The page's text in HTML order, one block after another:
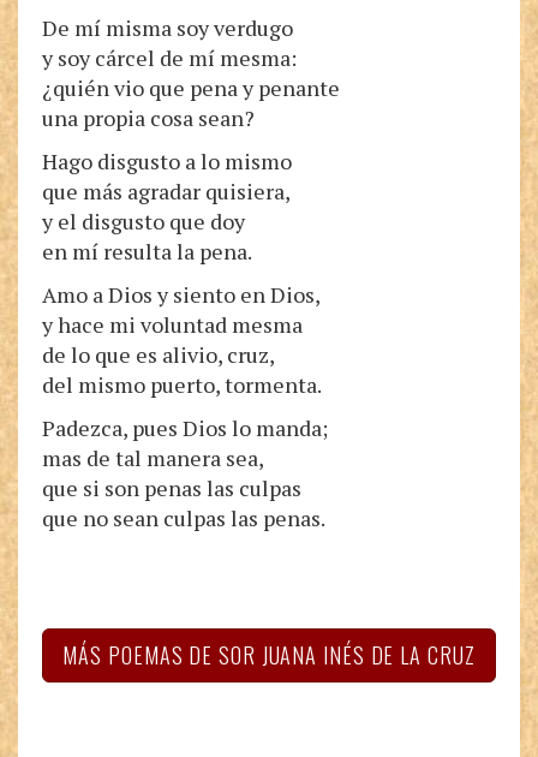
De mí misma soy verdugo
y soy cárcel de mí mesma:
¿quién vio que pena y penante
una propia cosa sean?
Hago disgusto a lo mismo
que más agradar quisiera,
y el disgusto que doy
en mí resulta la pena.
Amo a Dios y siento en Dios,
y hace mi voluntad mesma
de lo que es alivio, cruz,
del mismo puerto, tormenta.
Padezca, pues Dios lo manda;
mas de tal manera sea,
que si son penas las culpas
que no sean culpas las penas.
MÁS POEMAS DE SOR JUANA INÉS DE LA CRUZ